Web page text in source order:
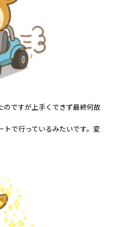
のですが上手くできず最終何故
トで行っているみたいです。変